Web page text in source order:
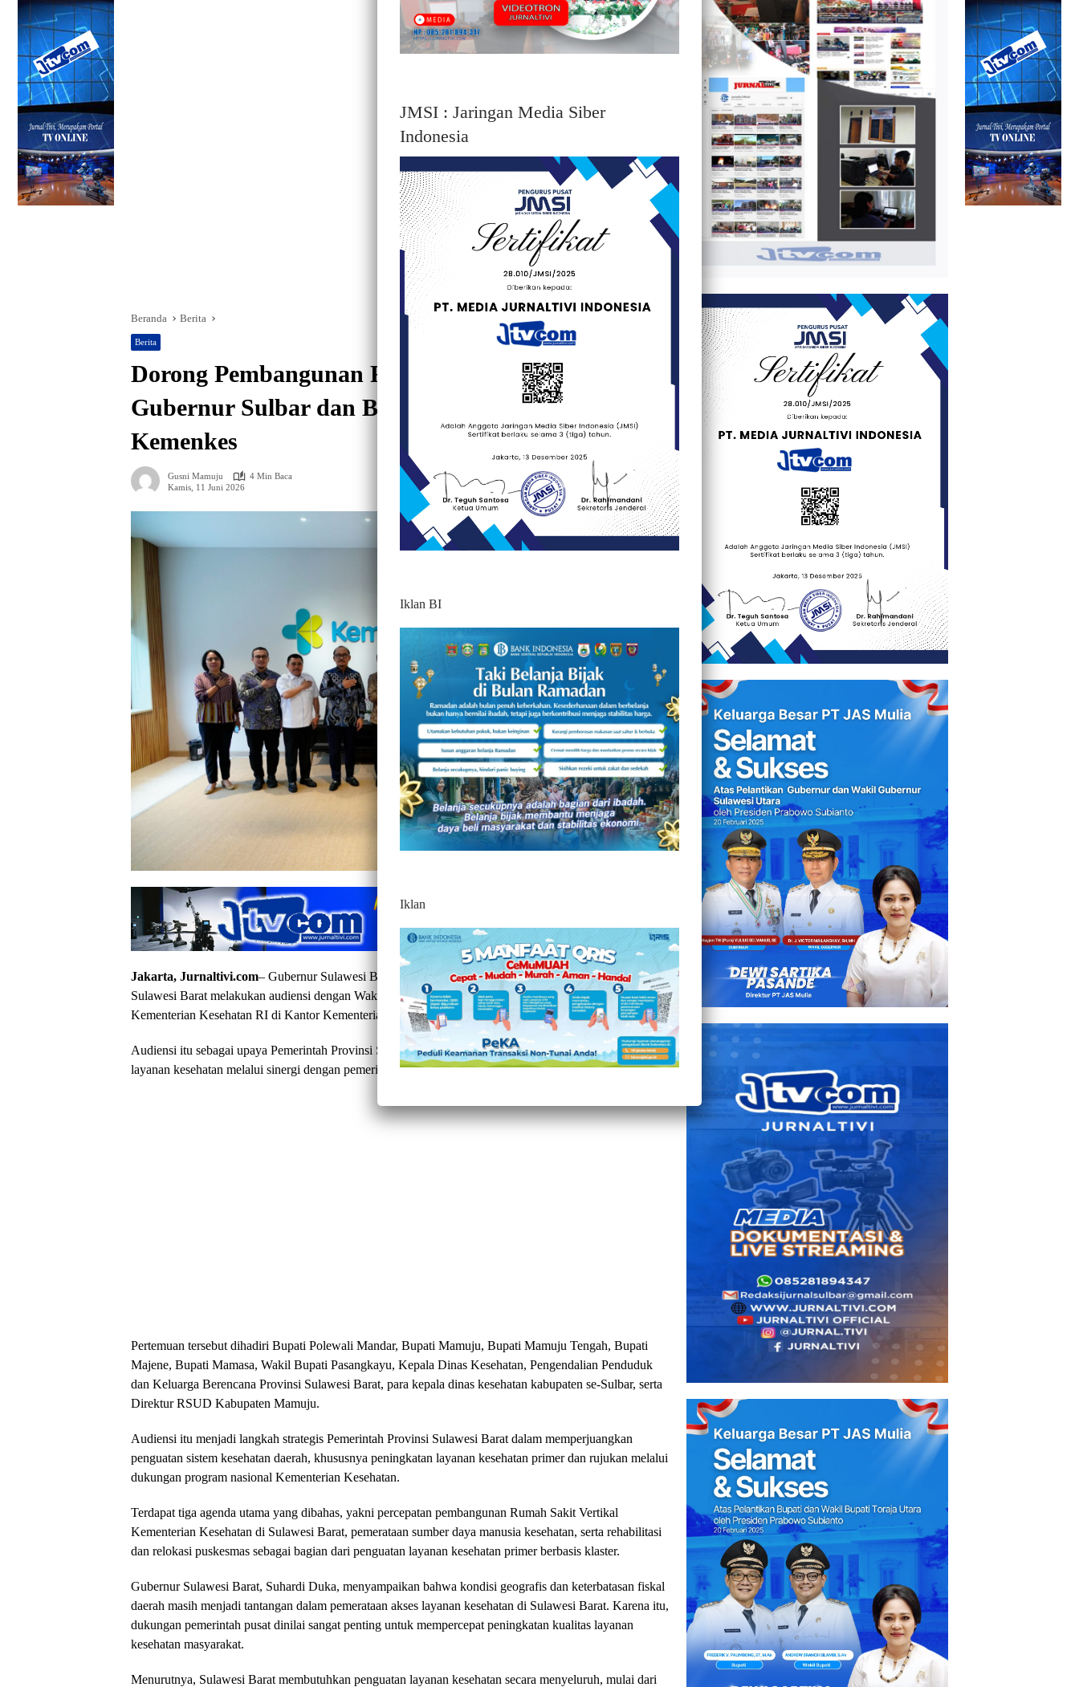
Beranda Berita
Berita
Dorong Pembangunan RS Rujukan KJSU-KIA,
Gubernur Sulbar dan Bupati Se-Sulbar Temui
Kemenkes
Gusni Mamuju
4 Min Baca
Kamis, 11 Juni 2026
Jakarta, Jurnaltivi.com– Gubernur Sulawesi Barat, Suhardi Duka, bersama para kepala daerah se-
Sulawesi Barat melakukan audiensi dengan Wakil Menteri Kesehatan Republik Indonesia beserta jajaran
Kementerian Kesehatan RI di Kantor Kementerian Kesehatan, Jakarta Selatan, Rabu (10/6/2026).
Audiensi itu sebagai upaya Pemerintah Provinsi Sulawesi Barat dalam memperkuat upaya transformasi
layanan kesehatan melalui sinergi dengan pemerintah pusat.
Pertemuan tersebut dihadiri Bupati Polewali Mandar, Bupati Mamuju, Bupati Mamuju Tengah, Bupati
Majene, Bupati Mamasa, Wakil Bupati Pasangkayu, Kepala Dinas Kesehatan, Pengendalian Penduduk
dan Keluarga Berencana Provinsi Sulawesi Barat, para kepala dinas kesehatan kabupaten se-Sulbar, serta
Direktur RSUD Kabupaten Mamuju.
Audiensi itu menjadi langkah strategis Pemerintah Provinsi Sulawesi Barat dalam memperjuangkan
penguatan sistem kesehatan daerah, khususnya peningkatan layanan kesehatan primer dan rujukan melalui
dukungan program nasional Kementerian Kesehatan.
Terdapat tiga agenda utama yang dibahas, yakni percepatan pembangunan Rumah Sakit Vertikal
Kementerian Kesehatan di Sulawesi Barat, pemerataan sumber daya manusia kesehatan, serta rehabilitasi
dan relokasi puskesmas sebagai bagian dari penguatan layanan kesehatan primer berbasis klaster.
Gubernur Sulawesi Barat, Suhardi Duka, menyampaikan bahwa kondisi geografis dan keterbatasan fiskal
daerah masih menjadi tantangan dalam pemerataan akses layanan kesehatan di Sulawesi Barat. Karena itu,
dukungan pemerintah pusat dinilai sangat penting untuk mempercepat peningkatan kualitas layanan
kesehatan masyarakat.
Menurutnya, Sulawesi Barat membutuhkan penguatan layanan kesehatan secara menyeluruh, mulai dari
JMSI : Jaringan Media Siber
Indonesia
Iklan BI
Iklan